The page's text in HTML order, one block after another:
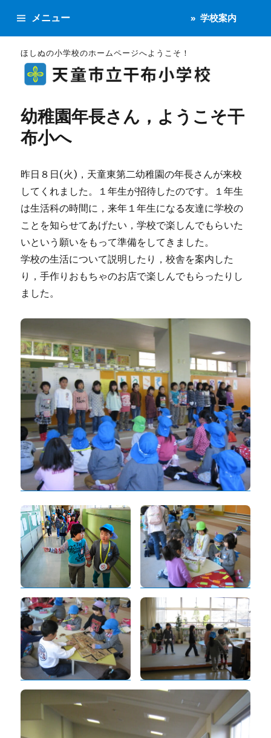
ほしぬの小学校のホームページへようこそ！
メニュー 学校案内
幼稚園年長さん，ようこそ干
布小へ
昨日８日(火)，天童東第二幼稚園の年長さんが来校
してくれました。１年生が招待したのです。１年生
は生活科の時間に，来年１年生になる友達に学校の
ことを知らせてあげたい，学校で楽しんでもらいた
いという願いをもって準備をしてきました。
学校の生活について説明したり，校舎を案内した
り，手作りおもちゃのお店で楽しんでもらったりし
ました。